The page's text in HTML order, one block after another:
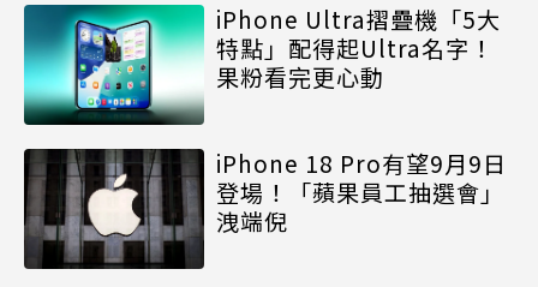
iPhone Ultra摺疊機「5大
特點」配得起Ultra名字！
果粉看完更心動
iPhone 18 Pro有望9月9日
登場！「蘋果員工抽選會」
洩端倪